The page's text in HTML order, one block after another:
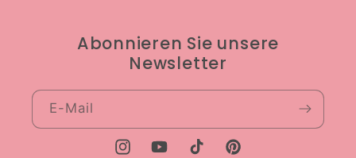
Abonnieren Sie unsere
Newsletter
E-Mail